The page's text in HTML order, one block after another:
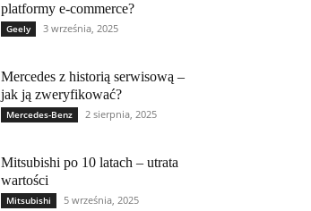
platformy e-commerce?
Geely 3 września, 2025
Mercedes z historią serwisową –
jak ją zweryfikować?
Mercedes-Benz 2 sierpnia, 2025
Mitsubishi po 10 latach – utrata
wartości
Mitsubishi 5 września, 2025